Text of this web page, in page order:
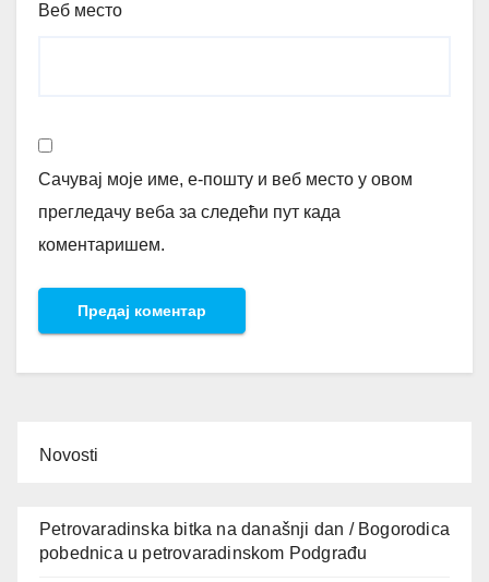
Веб место
Сачувај моје име, е-пошту и веб место у овом
прегледачу веба за следећи пут када
коментаришем.
Novosti
Petrovaradinska bitka na današnji dan / Bogorodica
pobednica u petrovaradinskom Podgrađu